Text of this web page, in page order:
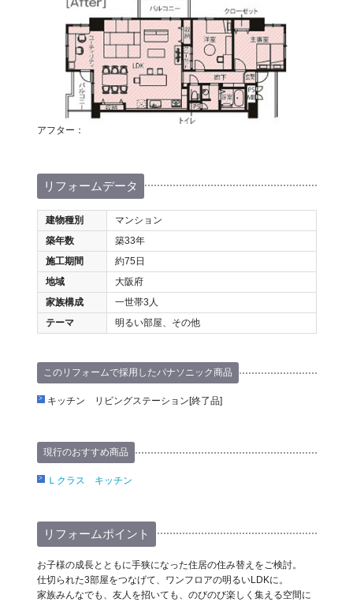
アフター：
リフォームデータ
建物種別
マンション
築年数
築33年
施工期間
約75日
地域
大阪府
家族構成
一世帯3人
テーマ
明るい部屋、その他
このリフォームで採用したパナソニック商品
キッチン リビングステーション[終了品]
現行のおすすめ商品
Ｌクラス キッチン
リフォームポイント
お子様の成長とともに手狭になった住居の住み替えをご検討。
仕切られた3部屋をつなげて、ワンフロアの明るいLDKに。
家族みんなでも、友人を招いても、のびのび楽しく集える空間に